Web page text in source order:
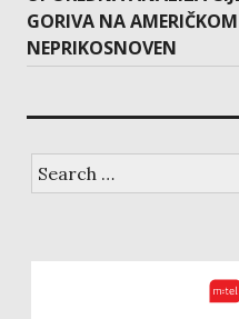
post:
GORIVA NA
NEPRIKOSNOVEN
for: